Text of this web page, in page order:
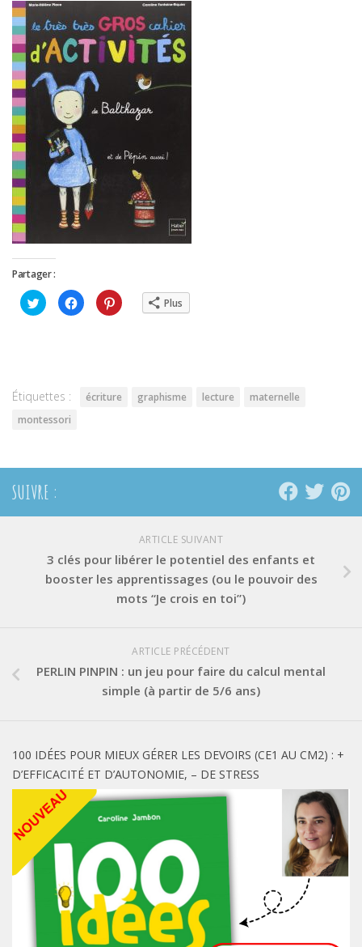
Partager :
Cliquez
pour
partager
Cliquez
pour
partager
Cliquez
pour Plus
Étiquettes : écriture graphisme lecture
maternelle
montessori
SUIVRE :
ARTICLE SUIVANT
3 clés pour libérer le potentiel des enfants et
booster les apprentissages (ou le pouvoir des
mots “Je crois en toi”)
ARTICLE PRÉCÉDENT
PERLIN PINPIN : un jeu pour faire du calcul mental
simple (à partir de 5/6 ans)
100 IDÉES POUR MIEUX GÉRER LES DEVOIRS (CE1 AU CM2) : +
D’EFFICACITÉ ET D’AUTONOMIE, – DE STRESS